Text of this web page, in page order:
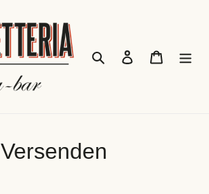
Suchen Anmeldung
Versenden